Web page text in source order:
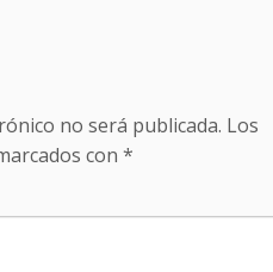
no será publicada. Los
con *